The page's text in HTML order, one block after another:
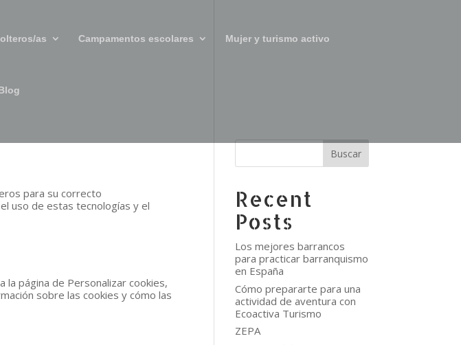
as Campamentos escolares Mujer y turismo activo
para su correcto
uso de estas tecnologías y el
la página de Personalizar cookies,
sobre las cookies y cómo las
Buscar
Recent
Posts
Los mejores barrancos
para practicar barranquismo
en España
Cómo prepararte para una
actividad de aventura con
Ecoactiva Turismo
ZEPA